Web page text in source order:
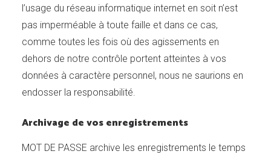
l’usage du réseau informatique internet en soit n’est
pas imperméable à toute faille et dans ce cas,
comme toutes les fois où des agissements en
dehors de notre contrôle portent atteintes à vos
données à caractère personnel, nous ne saurions en
endosser la responsabilité.
Archivage de vos enregistrements
MOT DE PASSE archive les enregistrements le temps